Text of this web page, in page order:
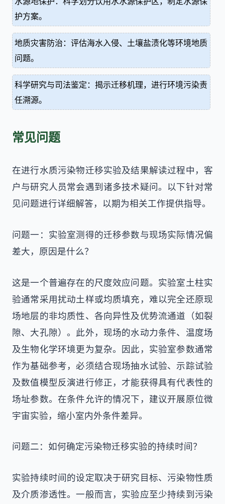
护方案。
地质灾害防治：评估海水入侵、土壤盐渍化等环境地质
问题。
科学研究与司法鉴定：揭示迁移机理，进行环境污染责
任溯源。
常见问题
在进行水质污染物迁移实验及结果解读过程中，客
户与研究人员常会遇到诸多技术疑问。以下针对常
见问题进行详细解答，以期为相关工作提供指导。
问题一：实验室测得的迁移参数与现场实际情况偏
差大，原因是什么？
这是一个普遍存在的尺度效应问题。实验室土柱实
验通常采用扰动土样或均质填充，难以完全还原现
场地层的非均质性、各向异性及优势流通道（如裂
隙、大孔隙）。此外，现场的水动力条件、温度场
及生物化学环境更为复杂。因此，实验室参数通常
作为基础参考，必须结合现场抽水试验、示踪试验
及数值模型反演进行修正，才能获得具有代表性的
场址参数。在条件允许的情况下，建议开展原位微
宇宙实验，缩小室内外条件差异。
问题二：如何确定污染物迁移实验的持续时间？
实验持续时间的设定取决于研究目标、污染物性质
及介质渗透性。一般而言，实验应至少持续到污染